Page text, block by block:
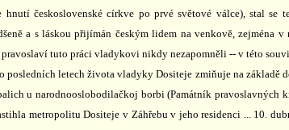
československé církve po prvé světové válce), stal se
a s láskou přijímán českým lidem na venkově, zejména v
tuto práci vladykovi nikdy nezapomněli -- v této
posledních letech života vladyky Dositeje zmiňuje na základě
u narodnooslobodilačkoj borbi (Památník pravoslavných
metropolitu Dositeje v Záhřebu v jeho residenci ... 10.